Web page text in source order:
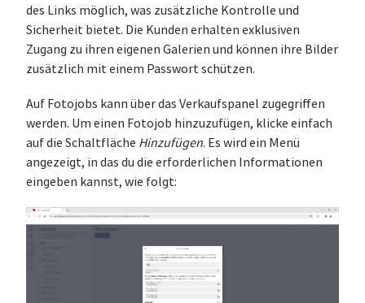
des Links möglich, was zusätzliche Kontrolle und
Sicherheit bietet. Die Kunden erhalten exklusiven
Zugang zu ihren eigenen Galerien und können ihre Bilder
zusätzlich mit einem Passwort schützen.
Auf Fotojobs kann über das Verkaufspanel zugegriffen
werden. Um einen Fotojob hinzuzufügen, klicke einfach
auf die Schaltfläche Hinzufügen. Es wird ein Menü
angezeigt, in das du die erforderlichen Informationen
eingeben kannst, wie folgt: